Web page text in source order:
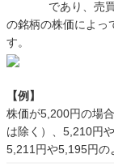
であり、売
の銘柄の株価によっ
す。
【例】
株価が5,200円の場
は除く）、5,210円
5,211円や5,195円の